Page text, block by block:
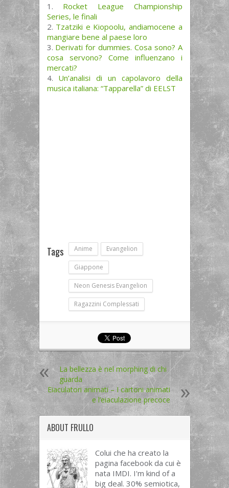
Rocket League Championship
Series, le finali
Tzatziki e Kiopoolu, andiamocene a
mangiare bene al paese loro
Derivati for dummies. Cosa sono? A
cosa servono? Come influenzano i
mercati?
Un’analisi di un capolavoro della
musica italiana: “Tapparella” di EELST
Tags Anime Evangelion
Giappone
Neon Genesis Evangelion
Ragazzini Complessati
La bellezza è nel morphing di chi
guarda
Eiaculatori animati – I cartoni animati
e l’eiaculazione precoce
ABOUT FRULLO
Colui che ha creato la
pagina facebook da cui è
nata IMDI. I'm kind of a
big deal. 30% semiotica,